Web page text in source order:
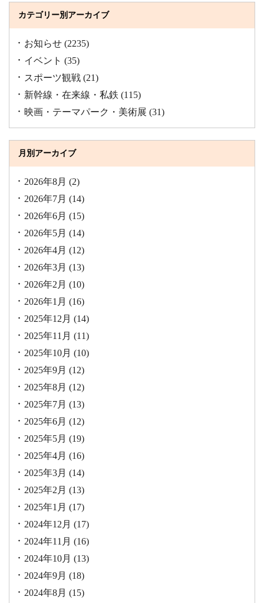
カテゴリー別アーカイブ
お知らせ (2235)
イベント (35)
スポーツ観戦 (21)
新幹線・在来線・私鉄 (115)
映画・テーマパーク・美術展 (31)
月別アーカイブ
2026年8月 (2)
2026年7月 (14)
2026年6月 (15)
2026年5月 (14)
2026年4月 (12)
2026年3月 (13)
2026年2月 (10)
2026年1月 (16)
2025年12月 (14)
2025年11月 (11)
2025年10月 (10)
2025年9月 (12)
2025年8月 (12)
2025年7月 (13)
2025年6月 (12)
2025年5月 (19)
2025年4月 (16)
2025年3月 (14)
2025年2月 (13)
2025年1月 (17)
2024年12月 (17)
2024年11月 (16)
2024年10月 (13)
2024年9月 (18)
2024年8月 (15)